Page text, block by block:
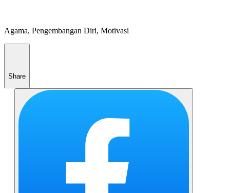
Agama, Pengembangan Diri, Motivasi
Share